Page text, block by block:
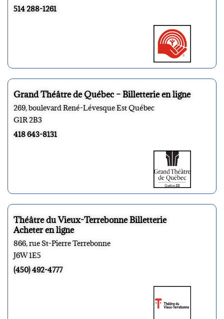
514 288-1261
Grand Théâtre de Québec – Billetterie en ligne
269, boulevard René-Lévesque Est Québec
G1R 2B3
418 643-8131
Théâtre du Vieux-Terrebonne Billetterie
Acheter en ligne
866, rue St-Pierre Terrebonne
J6W 1E5
(450) 492-4777